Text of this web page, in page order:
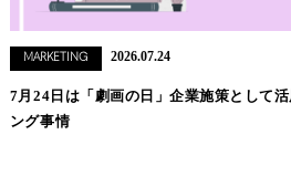
MARKETING 2026.07.24
7月24日は「劇画の日」企業施策として
ング事情